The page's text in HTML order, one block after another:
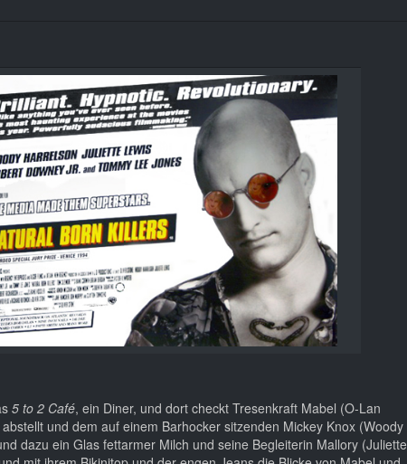
5 to 2 Café, ein Diner, und dort checkt Tresenkraft Mabel (O-Lan
und dem auf einem Barhocker sitzenden Mickey Knox (Woody
dazu ein Glas fettarmer Milch und seine Begleiterin Mallory (Juliette